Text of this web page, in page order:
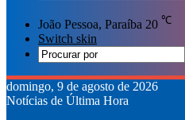
João Pessoa, Paraíba 20 ℃
Switch skin
domingo, 9 de agosto de 2026
Notícias de Última Hora